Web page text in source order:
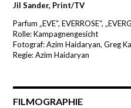
Jil Sander, Print/TV
Parfum „EVE“, EVERROSE“,
Rolle: Kampagnengesicht
Fotograf: Azim Haidaryan, Greg
Regie: Azim Haidaryan
FILMOGRAPHIE